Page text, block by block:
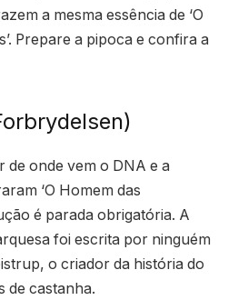
a mesma essência de ‘O
Prepare a pipoca e confira a
de onde vem o DNA e a
‘O Homem das
é parada obrigatória. A
foi escrita por ninguém
o criador da história do
de castanha.